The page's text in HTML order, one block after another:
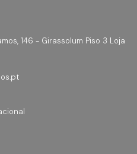
146 - Girassolum Piso 3 Loja